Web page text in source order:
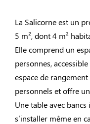
La Salicorne est un
5 m², dont 4 m²
Elle comprend un
personnes,
espace de
personnels et offre
Une table avec
s’installer même en